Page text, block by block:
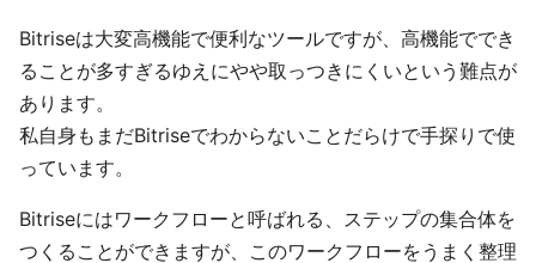
Bitriseは大変高機能で便利なツールですが、高機能ででき
ることが多すぎるゆえにやや取っつきにくいという難点が
あります。
私自身もまだBitriseでわからないことだらけで手探りで使
っています。
Bitriseにはワークフローと呼ばれる、ステップの集合体を
つくることができますが、このワークフローをうまく整理